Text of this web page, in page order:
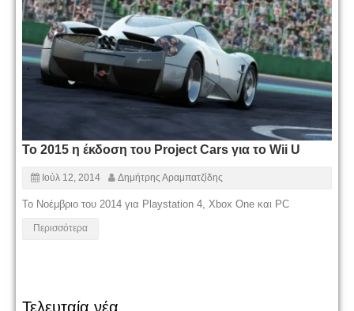
Το 2015 η έκδοση του Project Cars για το Wii U
Ιούλ 12, 2014 Δημήτρης Αραμπατζίδης
Το Νοέμβριο του 2014 για Playstation 4, Xbox One και PC
Περισσότερα
Τελευταία νέα